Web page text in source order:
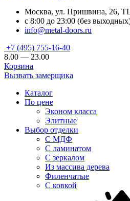
Москва, ул. Пришвина, 26,
с 8:00 до 23:00 (без
info@metal-doors.ru
+7 (495) 755-16-40
8.00 — 23.00
Корзина
Вызвать замерщика
Каталог
По цене
Эконом класса
Элитные
Выбор отделки
С МДФ
С ламинатом
С зеркалом
Из массива дерева
Филенчатые
С ковкой